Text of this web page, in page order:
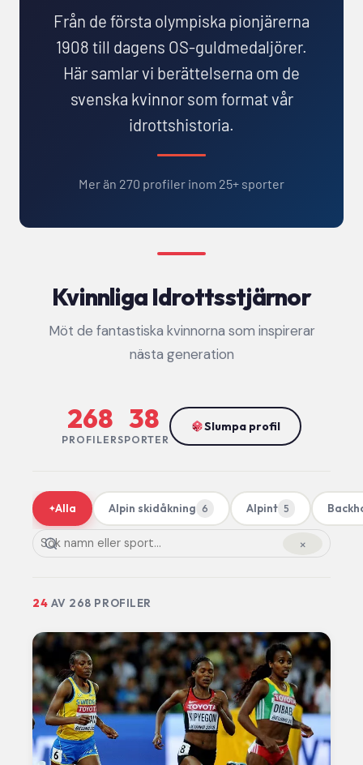
Från de första olympiska pionjärerna
1908 till dagens OS-guldmedaljörer.
Här samlar vi berättelserna om de
svenska kvinnor som format vår
idrottshistoria.
Mer än 270 profiler inom 25+ sporter
Kvinnliga Idrottsstjärnor
Möt de fantastiska kvinnorna som inspirerar
nästa generation
268
PROFILER
38
SPORTER
Slumpa profil
✦Alla Alpin skidåkning 6 Alpint 5
×
24 AV 268 PROFILER